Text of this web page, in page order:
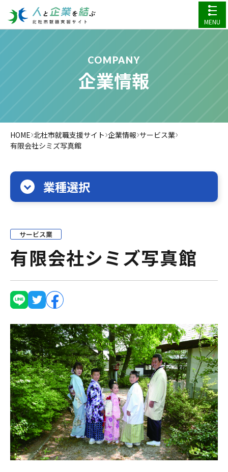
MENU
COMPANY
企業情報
HOME›北杜市就職支援サイト›企業情報›サービス業›
有限会社シミズ写真館
業種選択
サービス業
有限会社シミズ写真館